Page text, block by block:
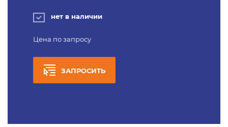
нет в наличии
Цена по запросу
ЗАПРОСИТЬ